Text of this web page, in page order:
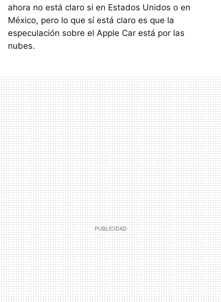
ahora no está claro si en Estados Unidos o en
México, pero lo que sí está claro es que la
especulación sobre el Apple Car está por las
nubes.